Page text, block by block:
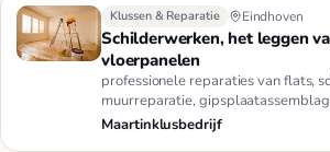
Klussen & Reparatie Eindhoven
Schilderwerken, het leggen
vloerpanelen
professionele reparaties van flats,
muurreparatie,
decoratieve steen, het…
Maartinklusbedrijf